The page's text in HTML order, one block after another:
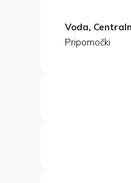
Voda,
Pripomočki